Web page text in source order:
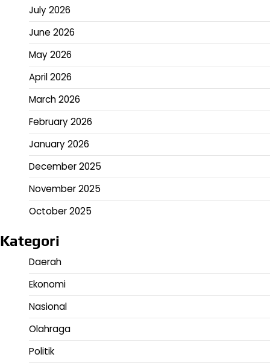
July 2026
June 2026
May 2026
April 2026
March 2026
February 2026
January 2026
December 2025
November 2025
October 2025
Kategori
Daerah
Ekonomi
Nasional
Olahraga
Politik